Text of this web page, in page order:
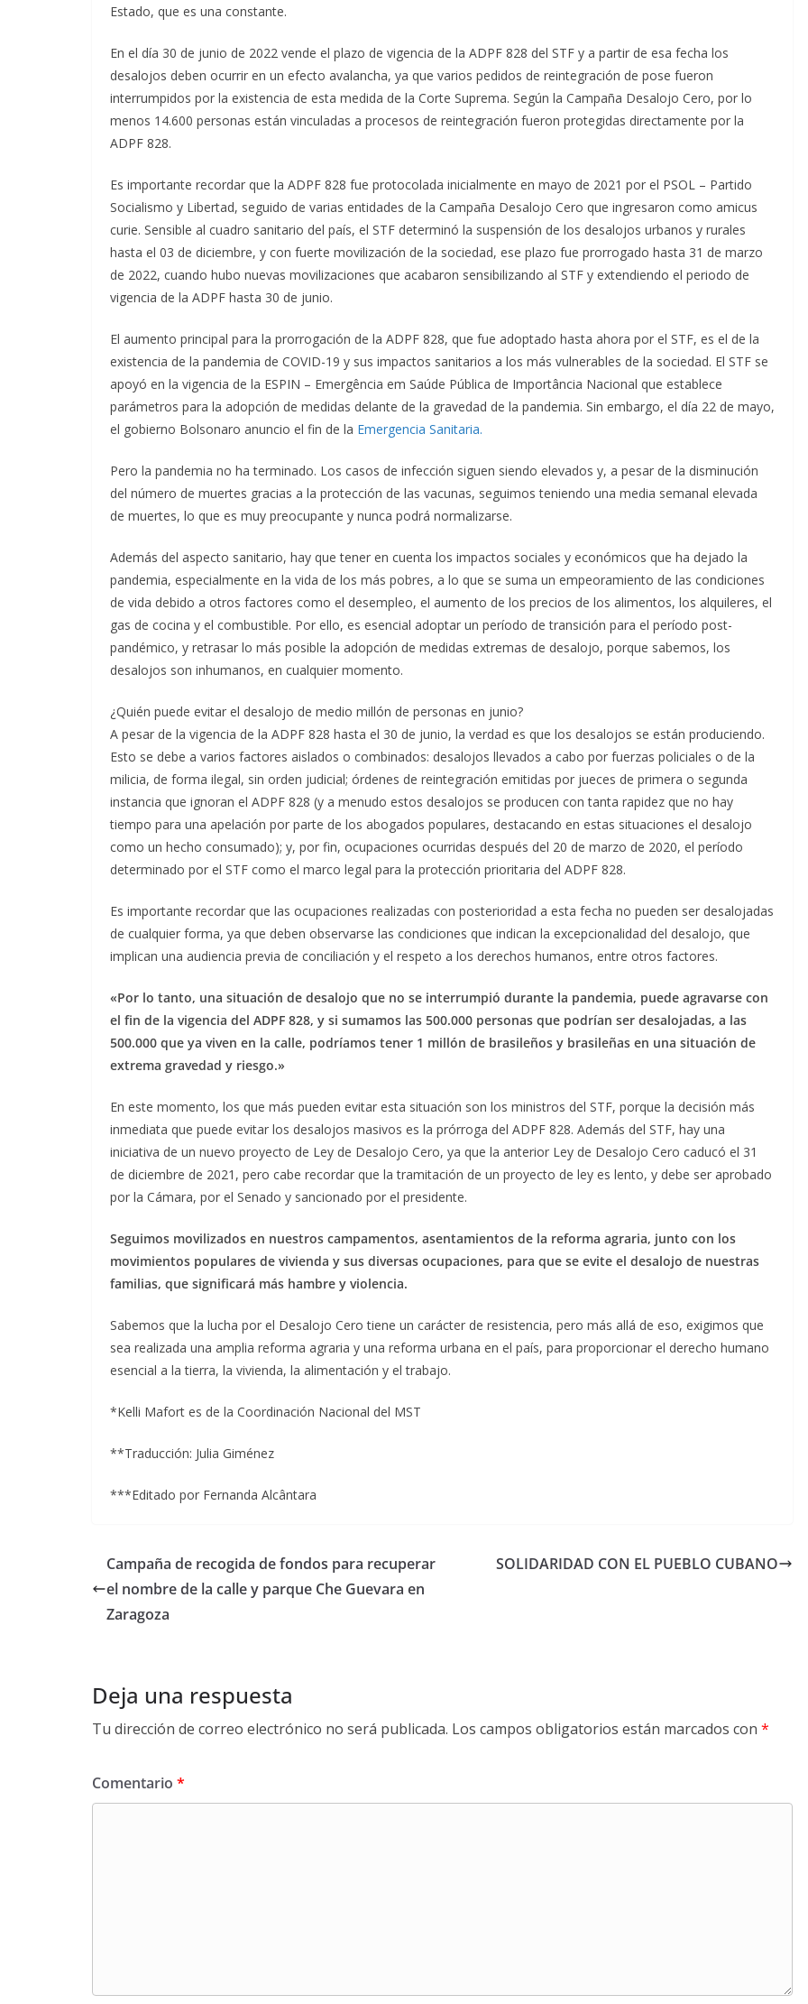
Estado, que es una constante.
En el día 30 de junio de 2022 vende el plazo de vigencia de la ADPF 828 del STF y a partir de esa fecha los
desalojos deben ocurrir en un efecto avalancha, ya que varios pedidos de reintegración de pose fueron
interrumpidos por la existencia de esta medida de la Corte Suprema. Según la Campaña Desalojo Cero, por lo
menos 14.600 personas están vinculadas a procesos de reintegración fueron protegidas directamente por la
ADPF 828.
Es importante recordar que la ADPF 828 fue protocolada inicialmente en mayo de 2021 por el PSOL – Partido
Socialismo y Libertad, seguido de varias entidades de la Campaña Desalojo Cero que ingresaron como amicus
curie. Sensible al cuadro sanitario del país, el STF determinó la suspensión de los desalojos urbanos y rurales
hasta el 03 de diciembre, y con fuerte movilización de la sociedad, ese plazo fue prorrogado hasta 31 de marzo
de 2022, cuando hubo nuevas movilizaciones que acabaron sensibilizando al STF y extendiendo el periodo de
vigencia de la ADPF hasta 30 de junio.
El aumento principal para la prorrogación de la ADPF 828, que fue adoptado hasta ahora por el STF, es el de la
existencia de la pandemia de COVID-19 y sus impactos sanitarios a los más vulnerables de la sociedad. El STF se
apoyó en la vigencia de la ESPIN – Emergência em Saúde Pública de Importância Nacional que establece
parámetros para la adopción de medidas delante de la gravedad de la pandemia. Sin embargo, el día 22 de mayo,
el gobierno Bolsonaro anuncio el fin de la Emergencia Sanitaria.
Pero la pandemia no ha terminado. Los casos de infección siguen siendo elevados y, a pesar de la disminución
del número de muertes gracias a la protección de las vacunas, seguimos teniendo una media semanal elevada
de muertes, lo que es muy preocupante y nunca podrá normalizarse.
Además del aspecto sanitario, hay que tener en cuenta los impactos sociales y económicos que ha dejado la
pandemia, especialmente en la vida de los más pobres, a lo que se suma un empeoramiento de las condiciones
de vida debido a otros factores como el desempleo, el aumento de los precios de los alimentos, los alquileres, el
gas de cocina y el combustible. Por ello, es esencial adoptar un período de transición para el período post-
pandémico, y retrasar lo más posible la adopción de medidas extremas de desalojo, porque sabemos, los
desalojos son inhumanos, en cualquier momento.
¿Quién puede evitar el desalojo de medio millón de personas en junio?
A pesar de la vigencia de la ADPF 828 hasta el 30 de junio, la verdad es que los desalojos se están produciendo.
Esto se debe a varios factores aislados o combinados: desalojos llevados a cabo por fuerzas policiales o de la
milicia, de forma ilegal, sin orden judicial; órdenes de reintegración emitidas por jueces de primera o segunda
instancia que ignoran el ADPF 828 (y a menudo estos desalojos se producen con tanta rapidez que no hay
tiempo para una apelación por parte de los abogados populares, destacando en estas situaciones el desalojo
como un hecho consumado); y, por fin, ocupaciones ocurridas después del 20 de marzo de 2020, el período
determinado por el STF como el marco legal para la protección prioritaria del ADPF 828.
Es importante recordar que las ocupaciones realizadas con posterioridad a esta fecha no pueden ser desalojadas
de cualquier forma, ya que deben observarse las condiciones que indican la excepcionalidad del desalojo, que
implican una audiencia previa de conciliación y el respeto a los derechos humanos, entre otros factores.
«Por lo tanto, una situación de desalojo que no se interrumpió durante la pandemia, puede agravarse con
el fin de la vigencia del ADPF 828, y si sumamos las 500.000 personas que podrían ser desalojadas, a las
500.000 que ya viven en la calle, podríamos tener 1 millón de brasileños y brasileñas en una situación de
extrema gravedad y riesgo.»
En este momento, los que más pueden evitar esta situación son los ministros del STF, porque la decisión más
inmediata que puede evitar los desalojos masivos es la prórroga del ADPF 828. Además del STF, hay una
iniciativa de un nuevo proyecto de Ley de Desalojo Cero, ya que la anterior Ley de Desalojo Cero caducó el 31
de diciembre de 2021, pero cabe recordar que la tramitación de un proyecto de ley es lento, y debe ser aprobado
por la Cámara, por el Senado y sancionado por el presidente.
Seguimos movilizados en nuestros campamentos, asentamientos de la reforma agraria, junto con los
movimientos populares de vivienda y sus diversas ocupaciones, para que se evite el desalojo de nuestras
familias, que significará más hambre y violencia.
Sabemos que la lucha por el Desalojo Cero tiene un carácter de resistencia, pero más allá de eso, exigimos que
sea realizada una amplia reforma agraria y una reforma urbana en el país, para proporcionar el derecho humano
esencial a la tierra, la vivienda, la alimentación y el trabajo.
*Kelli Mafort es de la Coordinación Nacional del MST
**Traducción: Julia Giménez
***Editado por Fernanda Alcântara
Campaña de recogida de fondos para recuperar
el nombre de la calle y parque Che Guevara en
Zaragoza
SOLIDARIDAD CON EL PUEBLO CUBANO
Deja una respuesta
Tu dirección de correo electrónico no será publicada. Los campos obligatorios están marcados con *
Comentario *